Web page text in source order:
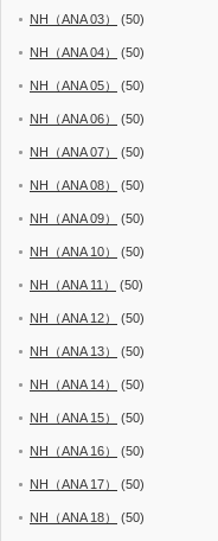
NH（ANA 03） (50)
NH（ANA 04） (50)
NH（ANA 05） (50)
NH（ANA 06） (50)
NH（ANA 07） (50)
NH（ANA 08） (50)
NH（ANA 09） (50)
NH（ANA 10） (50)
NH（ANA 11） (50)
NH（ANA 12） (50)
NH（ANA 13） (50)
NH（ANA 14） (50)
NH（ANA 15） (50)
NH（ANA 16） (50)
NH（ANA 17） (50)
NH（ANA 18） (50)